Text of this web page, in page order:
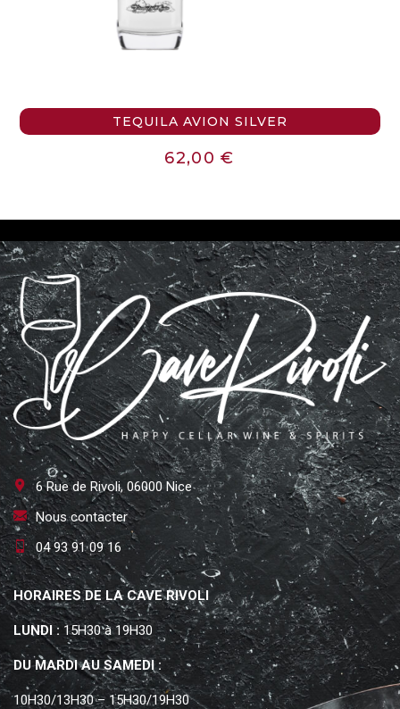
TEQUILA AVION SILVER
62,00€
6 Rue de Rivoli, 06000 Nice
Nous contacter
04 93 91 09 16
HORAIRES DE LA CAVE RIVOLI
LUNDI : 15H30 à 19H30
DU MARDI AU SAMEDI :
10H30/13H30 – 15H30/19H30